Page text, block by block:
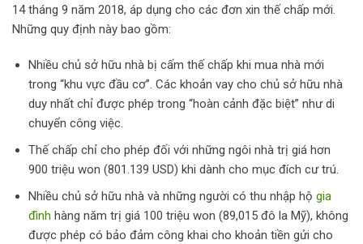
14 tháng 9 năm 2018, áp dụng cho các đơn xin thế chấp mới.
Những quy định này bao gồm:
Nhiều chủ sở hữu nhà bị cấm thế chấp khi mua nhà mới
trong “khu vực đầu cơ”. Các khoản vay cho chủ sở hữu nhà
duy nhất chỉ được phép trong “hoàn cảnh đặc biệt” như di
chuyển công việc.
Thế chấp chỉ cho phép đối với những ngôi nhà trị giá hơn
900 triệu won (801.139 USD) khi dành cho mục đích cư trú.
Nhiều chủ sở hữu nhà và những người có thu nhập hộ gia
đình hàng năm trị giá 100 triệu won (89,015 đô la Mỹ), không
được phép có bảo đảm công khai cho khoản tiền gửi cho